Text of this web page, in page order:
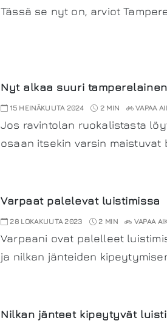
Tässä se nyt on, arviot
Nyt alkaa suuri
15 HEINÄKUUTA 2024 2 MIN VAPAA
Jos ravintolan ruokalistasta
osaan itsekin varsin
Varpaat palelevat luistimissa
28 LOKAKUUTA 2023 2 MIN VAPAA
Varpaani ovat palelleet
ja nilkan jänteiden
Nilkan jänteet kipeytyvät